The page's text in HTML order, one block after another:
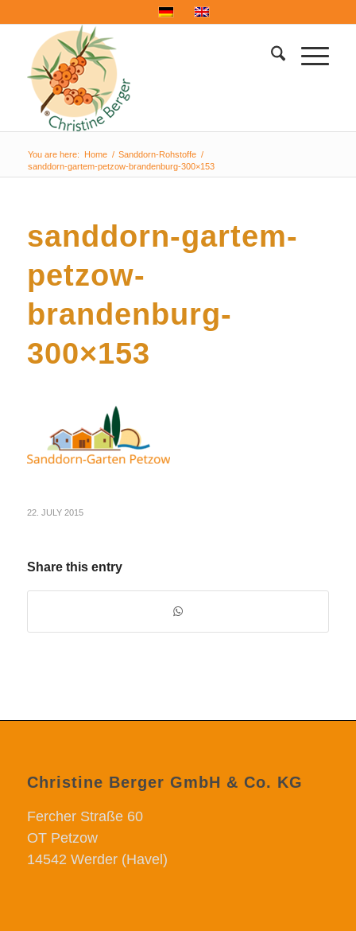
You are here: Home / Sanddorn-Rohstoffe /
sanddorn-gartem-petzow-brandenburg-300×153
sanddorn-gartem-
petzow-
brandenburg-
300×153
22. JULY 2015
Share this entry
Christine Berger GmbH & Co. KG
Fercher Straße 60
OT Petzow
14542 Werder (Havel)